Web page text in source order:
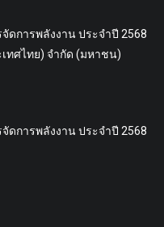
ดการพลังงาน ประจำปี 2568
เทศไทย) จำกัด (มหาชน)
ดการพลังงาน ประจำปี 2568